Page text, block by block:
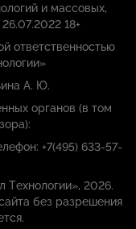
и массовых,
18+
ответственностью
А. Ю.
органов (в том
+7(495) 633-57-
2026.
без разрешения